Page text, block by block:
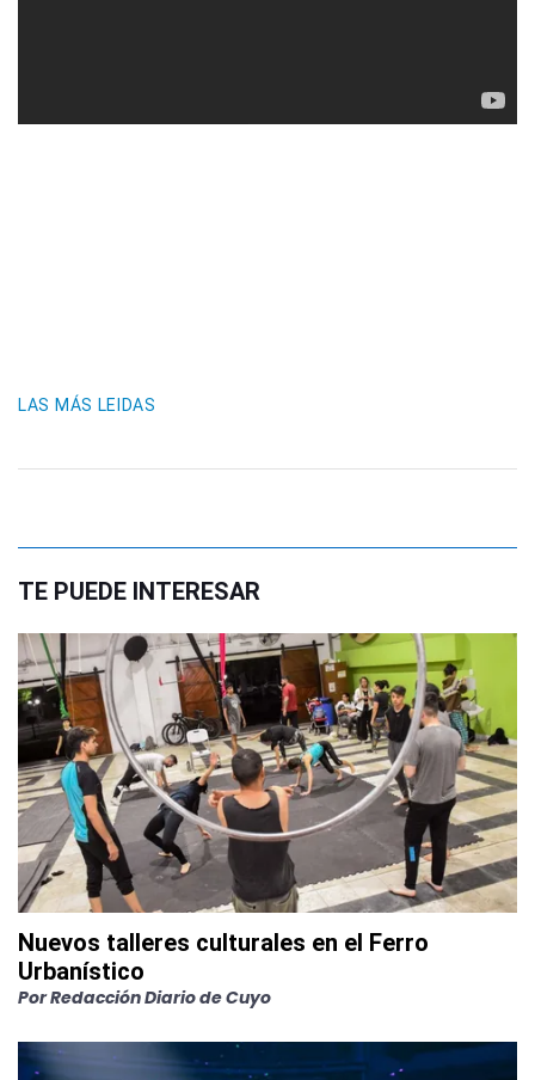
LAS MÁS LEIDAS
TE PUEDE INTERESAR
Nuevos talleres culturales en el Ferro
Urbanístico
PorRedacción Diario de Cuyo